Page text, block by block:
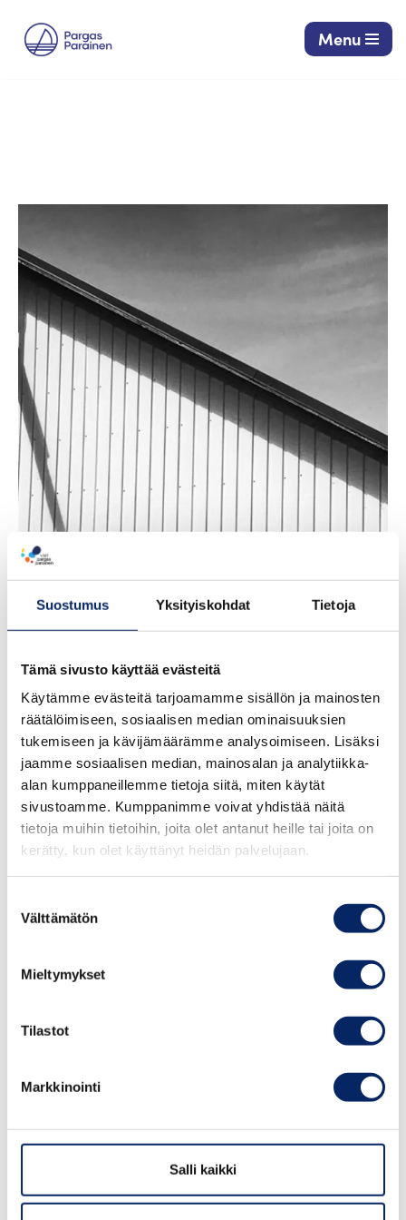
Suostumus Yksityiskohdat Tietoja
Tämä sivusto käyttää evästeitä
Käytämme evästeitä tarjoamamme sisällön ja mainosten
räätälöimiseen, sosiaalisen median ominaisuuksien
tukemiseen ja kävijämäärämme analysoimiseen. Lisäksi
jaamme sosiaalisen median, mainosalan ja analytiikka-
alan kumppaneillemme tietoja siitä, miten käytät
sivustoamme. Kumppanimme voivat yhdistää näitä
tietoja muihin tietoihin, joita olet antanut heille tai joita on
kerätty, kun olet käyttänyt heidän palvelujaan.
valinta
Välttämätön
Mieltymykset
Tilastot
Markkinointi
Salli kaikki
Siirry
Menu
Tour
Nagu Distillery Tour
Tule katsomaan, miten Nauvon tislaamo toimii
info@nagudistillery.com
phone +358 40 559 6031